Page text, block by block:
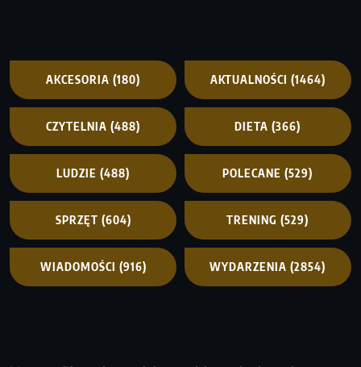
AKCESORIA (180) AKTUALNOŚCI (1464)
CZYTELNIA (488) DIETA (366)
LUDZIE (488) POLECANE (529)
SPRZĘT (604) TRENING (529)
WIADOMOŚCI (916) WYDARZENIA (2854)